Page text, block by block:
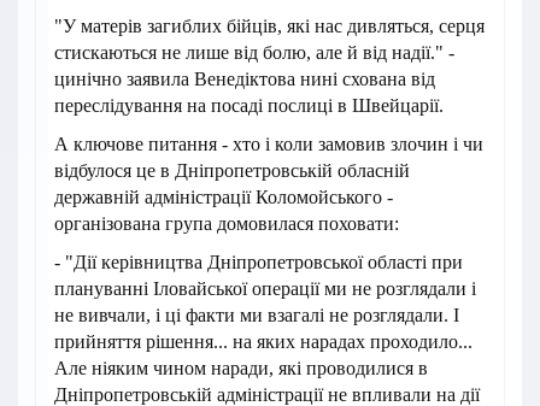
"У матерів загиблих бійців, які нас дивляться, серця
стискаються не лише від болю, але й від надії." -
цинічно заявила Венедіктова нині схована від
переслідування на посаді послиці в Швейцарії.
А ключове питання - хто і коли замовив злочин і чи
відбулося це в Дніпропетровській обласній
державній адміністрації Коломойського -
організована група домовилася поховати:
- "Дії керівництва Дніпропетровської області при
плануванні Іловайської операції ми не розглядали і
не вивчали, і ці факти ми взагалі не розглядали. І
прийняття рішення... на яких нарадах проходило...
Але ніяким чином наради, які проводилися в
Дніпропетровській адміністрації не впливали на дії